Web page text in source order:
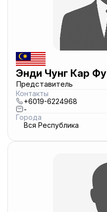
Энди Чунг Кар Фу
Представитель
Контакты
+6019-6224968
-
Города
Вся Республика